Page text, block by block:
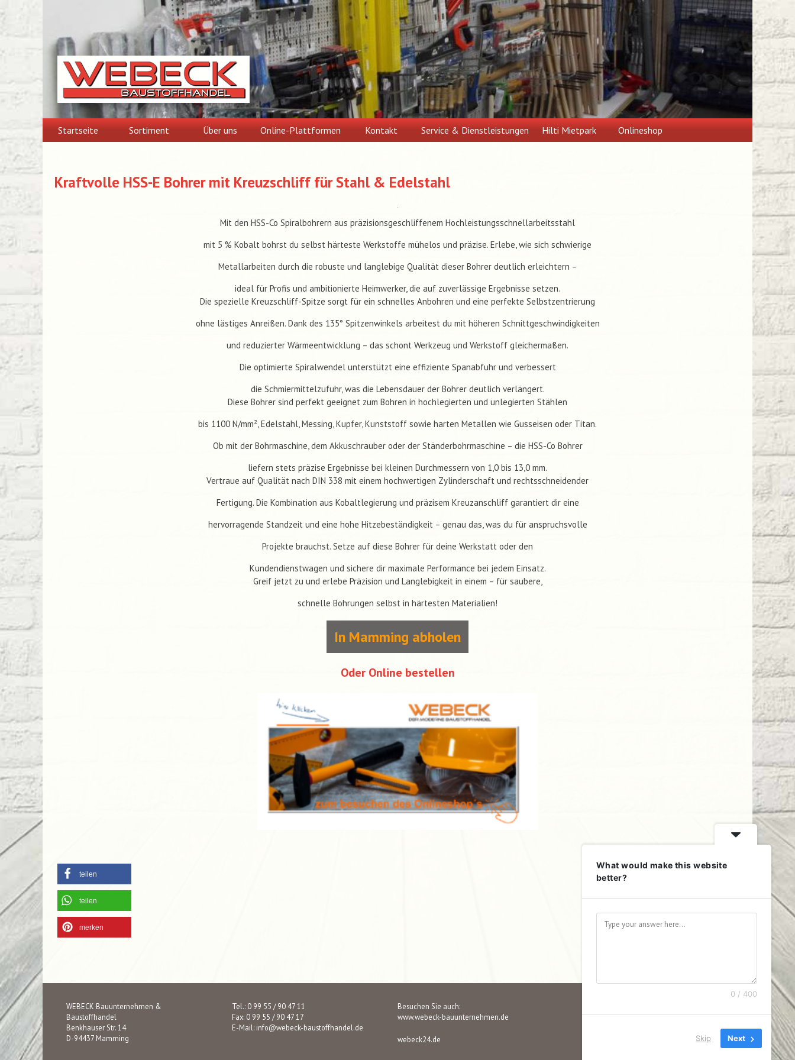
to
Startseite Sortiment Über uns Online-Plattformen Kontakt Service & Dienstleistungen Hilti Mietpark Onlineshop
Kraftvolle HSS-E Bohrer mit Kreuzschliff für Stahl & Edelstahl
Mit den HSS-Co Spiralbohrern aus präzisionsgeschliffenem Hochleistungsschnellarbeitsstahl
mit 5 % Kobalt bohrst du selbst härteste Werkstoffe mühelos und präzise. Erlebe, wie sich schwierige
Metallarbeiten durch die robuste und langlebige Qualität dieser Bohrer deutlich erleichtern –
ideal für Profis und ambitionierte Heimwerker, die auf zuverlässige Ergebnisse setzen.
Die spezielle Kreuzschliff-Spitze sorgt für ein schnelles Anbohren und eine perfekte Selbstzentrierung
ohne lästiges Anreißen. Dank des 135° Spitzenwinkels arbeitest du mit höheren Schnittgeschwindigkeiten
und reduzierter Wärmeentwicklung – das schont Werkzeug und Werkstoff gleichermaßen.
Die optimierte Spiralwendel unterstützt eine effiziente Spanabfuhr und verbessert
die Schmiermittelzufuhr, was die Lebensdauer der Bohrer deutlich verlängert.
Diese Bohrer sind perfekt geeignet zum Bohren in hochlegierten und unlegierten Stählen
bis 1100 N/mm², Edelstahl, Messing, Kupfer, Kunststoff sowie harten Metallen wie Gusseisen oder Titan.
Ob mit der Bohrmaschine, dem Akkuschrauber oder der Ständerbohrmaschine – die HSS-Co Bohrer
liefern stets präzise Ergebnisse bei kleinen Durchmessern von 1,0 bis 13,0 mm.
Vertraue auf Qualität nach DIN 338 mit einem hochwertigen Zylinderschaft und rechtsschneidender
Fertigung. Die Kombination aus Kobaltlegierung und präzisem Kreuzanschliff garantiert dir eine
hervorragende Standzeit und eine hohe Hitzebeständigkeit – genau das, was du für anspruchsvolle
Projekte brauchst. Setze auf diese Bohrer für deine Werkstatt oder den
Kundendienstwagen und sichere dir maximale Performance bei jedem Einsatz.
Greif jetzt zu und erlebe Präzision und Langlebigkeit in einem – für saubere,
schnelle Bohrungen selbst in härtesten Materialien!
In Mamming abholen
Oder Online bestellen
teilen
teilen
merken
WEBECK Bauunternehmen &
Baustoffhandel
Benkhauser Str. 14
D-94437 Mamming
Tel.: 0 99 55 / 90 47 11
Fax: 0 99 55 / 90 47 17
E-Mail: info@webeck-baustoffhandel.de
Besuchen Sie auch:
www.webeck-bauunternehmen.de
webeck24.de
Datenschutz
Wetter in Mamming
What would make this website
better?
0 / 400
Skip Next